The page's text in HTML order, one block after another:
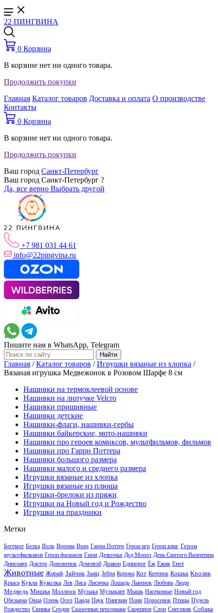
22 ПИНГВИНА
0 Корзина
В корзине нет ни одного товара.
Продолжить покупки
Главная Каталог товаров Доставка и оплата О производстве
Контакты
0 Корзина
В корзине нет ни одного товара.
Продолжить покупки
Ваш город Санкт-Петербург
Ваш город Санкт-Петербург ?
Да, все верно Выбрать другой
+7 981 031 44 61
info@22pingvina.ru
Пишите нам в WhatsApp, Telegram
Главная /Каталог товаров /Игрушки вязаные из хлопка /
Вязаная игрушка Медвежонок в Розовом Шарфе 8 см
Нашивки на термоклеевой основе
Нашивки на липучке Velcro
Нашивки пришивные
Нашивки детские
Нашивки-флаги, нашивки-гербы
Нашивки байкерские, мото-нашивки
Нашивки про героев комиксов, мультфильмов, фильмов
Нашивки про Гарри Поттера
Нашивки большого размера
Нашивки малого и среднего размера
Игрушки вязаные из хлопка
Игрушки вязаные из плюша
Игрушки-брелоки из пряжи
Игрушки на Новый год и Рождество
Игрушки на праздники
Метки
Бегемот Белка Волк Ворона Врач Гарри Поттер Герои игр Герои книг Герои
мультфильмов Герои фильмов Гном Девочка Дед Мороз День Святого Валентина
Динозавр Доктор Домовенок Домовой Дракон Единорог Ёж Ежик Енот
Животные Жираф Зайчик Заяц Зебра Корова Кот Котенок Кошка Кролик
Крыса Кукла Куколка Лев Лиса Лисичка Лошадь Львенок Любовь Люди
Медведь Мишка Моллюск Музыка Музыкант Мышь Насекомые Новый год
Обезьяна Овца Олень Осел Панда Паук Пингвин Пони Поросенок Птицы Пудель
Рождество Свинка Сердце Сказочные персонажи Скорпион Слон Снеговик Собака